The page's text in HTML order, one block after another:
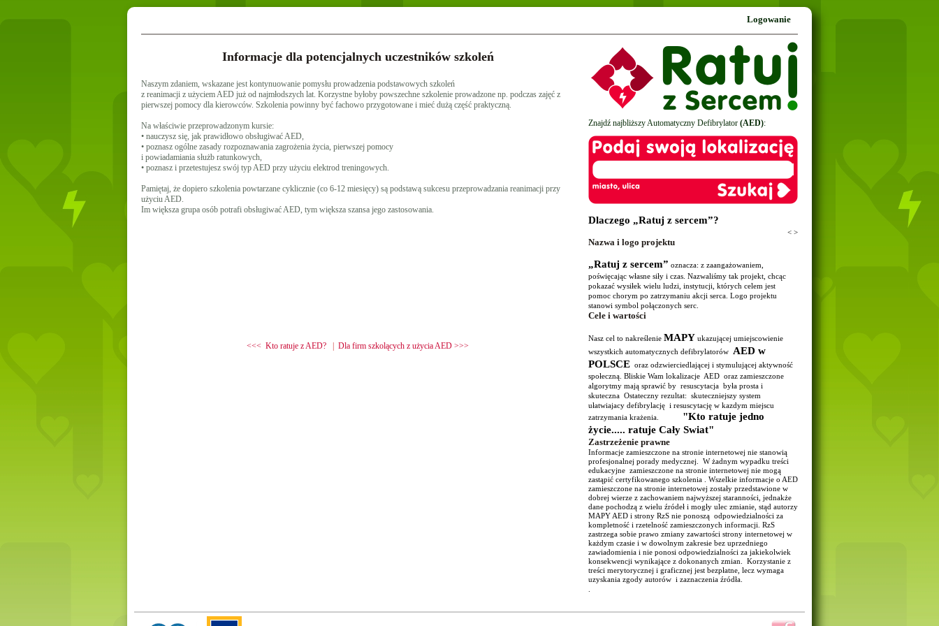
Logowanie
Informacje dla potencjalnych uczestników szkoleń
Naszym zdaniem, wskazane jest kontynuowanie pomysłu prowadzenia podstawowych szkoleń
z reanimacji z użyciem AED już od najmłodszych lat. Korzystne byłoby powszechne szkolenie prowadzone np. podczas zajęć z
pierwszej pomocy dla kierowców. Szkolenia powinny być fachowo przygotowane i mieć dużą część praktyczną.
Na właściwie przeprowadzonym kursie:
• nauczysz się, jak prawidłowo obsługiwać AED,
• poznasz ogólne zasady rozpoznawania zagrożenia życia, pierwszej pomocy
i powiadamiania służb ratunkowych,
• poznasz i przetestujesz swój typ AED przy użyciu elektrod treningowych.
Pamiętaj, że dopiero szkolenia powtarzane cyklicznie (co 6-12 miesięcy) są podstawą sukcesu przeprowadzania reanimacji przy
użyciu AED.
Im większa grupa osób potrafi obsługiwać AED, tym większa szansa jego zastosowania.
<<< Kto ratuje z AED? Dla firm szkolących z użycia AED >>>
Znajdź najbliższy Automatyczny Defibrylator (AED):
Dlaczego „Ratuj z sercem”?
< >
Nazwa i logo projektu
„Ratuj z sercem” oznacza: z zaangażowaniem,
poświęcając własne siły i czas. Nazwaliśmy tak projekt, chcąc
pokazać wysiłek wielu ludzi, instytucji, których celem jest
pomoc chorym po zatrzymaniu akcji serca. Logo projektu
stanowi symbol połączonych serc.
Cele i wartości
Nasz cel to nakreślenie MAPY ukazującej umiejscowienie
wszystkich automatycznych defibrylatorów AED w
POLSCE oraz odzwierciedlającej i stymulującej aktywność
społeczną. Bliskie Wam lokalizacje AED oraz zamieszczone
algorytmy mają sprawić by resuscytacja była prosta i
skuteczna Ostateczny rezultat: skuteczniejszy system
ułatwiajacy defibrylację i resuscytację w kazdym miejscu
zatrzymania krażenia.
"Kto ratuje jedno
życie..... ratuje Cały Swiat"
Zastrzeżenie prawne
Informacje zamieszczone na stronie internetowej nie stanowią
profesjonalnej porady medycznej. W żadnym wypadku treści
edukacyjne zamieszczone na stronie internetowej nie mogą
zastąpić certyfikowanego szkolenia . Wszelkie informacje o AED
zamieszczone na stronie internetowej zostały przedstawione w
dobrej wierze z zachowaniem najwyższej staranności, jednakże
dane pochodzą z wielu źródeł i mogły ulec zmianie, stąd autorzy
MAPY AED i strony RzS nie ponoszą odpowiedzialności za
kompletność i rzetelność zamieszczonych informacji. RzS
zastrzega sobie prawo zmiany zawartości strony internetowej w
każdym czasie i w dowolnym zakresie bez uprzedniego
zawiadomienia i nie ponosi odpowiedzialności za jakiekolwiek
konsekwencji wynikające z dokonanych zmian. Korzystanie z
treści merytorycznej i graficznej jest bezpłatne, lecz wymaga
uzyskania zgody autorów i zaznaczenia źródła.